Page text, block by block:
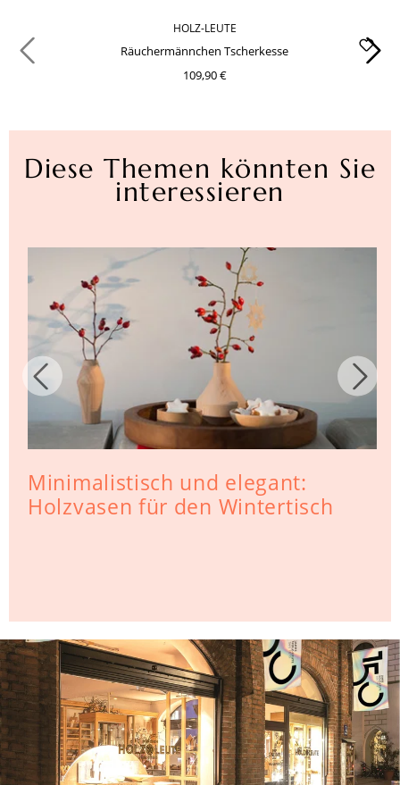
HOLZ-LEUTE
Räuchermännchen Tscherkesse
109,90 €
Diese Themen könnten Sie
interessieren
Minimalistisch und elegant:
Holzvasen für den Wintertisch